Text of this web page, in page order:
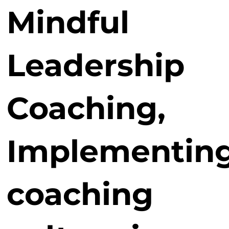
Do, Secret Of Successful At Work, Leading Teams In A
Week…), một số trong số đó đã được dịch sang hơn 25
ngôn ngữ khác nhau. Cumberland là nhà khai vấn và
Coaching liên kết với Harvard Medical School-affiliated
Institute of Coaching. Ông cũng là Đại sứ Quốc tế trong
Hội đồng Quản trị của International Mentoring
🎤Coach Quách Hương: Founder Coach For Life & ICF
Professional Certified Coach (PCC). Bà là Executive Coach,
Associate Coach của các tổ chức & mạng lưới coaching
hàng đầu thế giới như BTS Coach, Global Coach. Hơn 20
năm kinh nghiệm làm việc và lãnh đạo trong các tổ chức
quốc tế như Đại sứ quán Anh tại Việt Nam, Thái Lan và
Myanmar, đồng thời còn là người hướng dẫn thực hành
🎤Coach Quách Hiền: CEO Coach For Life & ICF
Professional Certified Coach (PCC). Executive &
Leadership Coach. Bà có 20 năm kinh nghiệm quản lý,
Mindful
Leadership
Coaching,
coaching